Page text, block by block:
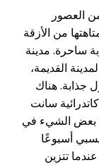
العصور
من الأزقة
ساحرة. مدينة
القديمة،
جذابة. هناك
سانت
بعض الشيء في
أسبوعًا
تتزين